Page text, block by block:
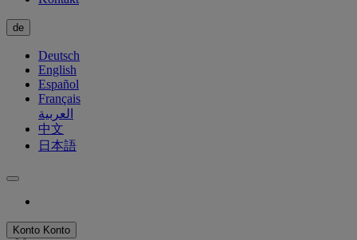
de
Deutsch
English
Español
Français
العربية
中文
日本語
Konto Konto